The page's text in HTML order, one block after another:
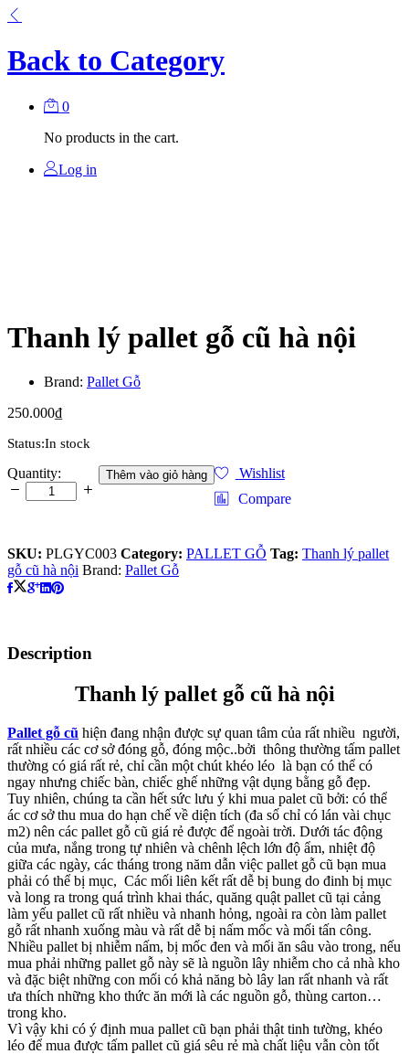
Back to Category
0
No products in the cart.
Log in
Thanh lý pallet gỗ cũ hà nội
Brand: Pallet Gỗ
250.000₫
Status:In stock
Thanh
lý
pallet
hà
nội
quantity
Quantity: Thêm vào giỏ hàng
Wishlist
Compare
SKU: PLGYC003 Category: PALLET GỖ Tag: Thanh lý pallet
gỗ cũ hà nội Brand: Pallet Gỗ
Description
Thanh lý pallet gỗ cũ hà nội
Pallet gỗ cũ hiện đang nhận được sự quan tâm của rất nhiều người,
rất nhiều các cơ sở đóng gỗ, đóng mộc..bởi thông thường tấm pallet
thường có giá rất rẻ, chỉ cần một chút khéo léo là bạn có thể có
ngay nhưng chiếc bàn, chiếc ghế những vật dụng bằng gỗ đẹp.
Tuy nhiên, chúng ta cần hết sức lưu ý khi mua palet cũ bởi: có thể
ác cơ sở thu mua do hạn chế về diện tích (đa số chỉ có lán vài chục
m2) nên các pallet gỗ cũ giá rẻ được để ngoài trời. Dưới tác động
của mưa, nắng trong tự nhiên và chênh lệch lớn độ ẩm, nhiệt độ
giữa các ngày, các tháng trong năm dẫn việc pallet gỗ cũ bạn mua
phải có thể bị mục, Các mối liên kết rất dễ bị bung do đinh bị mục
và long ra trong quá trình khai thác, quăng quật pallet cũ tại cảng
làm yếu pallet cũ rất nhiều và nhanh hỏng, ngoài ra còn làm pallet
gỗ rất nhanh xuống màu và rất dễ bị nấm mốc và mối tấn công.
Nhiều pallet bị nhiễm nấm, bị mốc đen và mối ăn sâu vào trong, nếu
mua phải những pallet gỗ này sẽ là nguồn lây nhiễm cho cả nhà kho
và đặc biệt những con mối có khả năng bò lây lan rất nhanh và rất
ưa thích những kho thức ăn mới là các nguồn gỗ, thùng carton…
trong kho.
Vì vậy khi có ý định mua pallet cũ bạn phải thật tinh tường, khéo
léo để mua được tấm pallet cũ giá sêu rẻ mà chất liệu vẫn còn tốt